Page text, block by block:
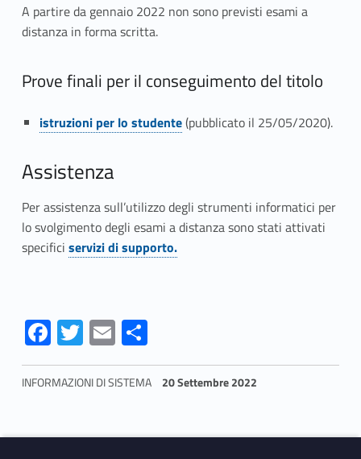
A partire da gennaio 2022 non sono previsti esami a
distanza in forma scritta.
Prove finali per il conseguimento del titolo
Link identifier #identifier__70662-6
istruzioni per lo studente(pubblicato il 25/05/2020).
Assistenza
Per assistenza sull’utilizzo degli strumenti informatici per
lo svolgimento degli esami a distanza sono stati attivati
specifici servizi di supporto.
Fa
ce
b
o
T
w
itt
E
m
ai
S
h
ar
INFORMAZIONI DI SISTEMA 20 Settembre 2022